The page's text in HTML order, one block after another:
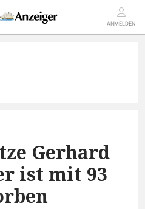
ANMELDEN
Gerhard
ist mit 93